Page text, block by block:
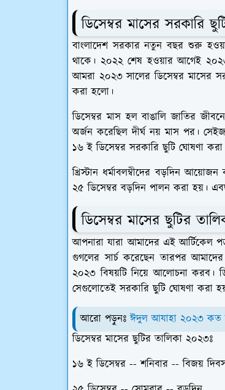
ডিসেম্বর মাসের সরকারি
বাংলাদেশ সরকার নতুন বছর শুরু
থাকে। ২০২২ শেষ হওয়ার আগেই ২০২৩
আমরা ২০২৩ সালের ডিসেম্বর মাসের
করা হলো।
ডিসেম্বর মাস হল বাঙালি জাতির
অর্জন করেছিল দীর্ঘ নয় মাস পর।
১৬ ই ডিসেম্বর সরকারি ছুটি ঘোষণা
খ্রিস্টান ধর্মাবলম্বীদের বড়দিন
২৫ ডিসেম্বর বড়দিন পালন করা হয়।
ডিসেম্বর মাসের ছুটির
আপনারা যারা আমাদের এই আর্টিকেল
গুগলের সার্চ করেছেন তারপর
২০২৩ বিষয়টি নিয়ে আলোচনা করব।
সেগুলোতেই সরকারি ছুটি ঘোষণা করা
আরো পড়ুনঃঈদুল আযাহা ২০২৩ কত
ডিসেম্বর মাসের ছুটির তালিকা ২০২৩ঃ
১৬ ই ডিসেম্বর -- শনিবার -- বিজয়